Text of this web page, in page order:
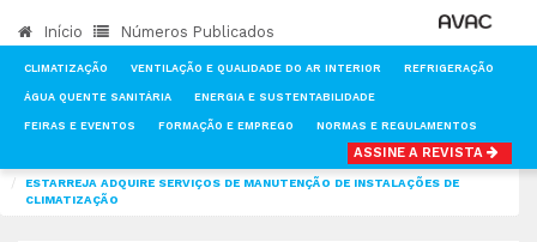
Início Números Publicados
CLIMATIZAÇÃO VENTILAÇÃO E QUALIDADE DO AR INTERIOR REFRIGERAÇÃO
ÁGUA QUENTE SANITÁRIA ENERGIA E SUSTENTABILIDADE
FEIRAS E EVENTOS FORMAÇÃO E EMPREGO NORMAS E REGULAMENTOS
ASSINE A REVISTA
ESTARREJA ADQUIRE SERVIÇOS DE MANUTENÇÃO DE INSTALAÇÕES DE
CLIMATIZAÇÃO